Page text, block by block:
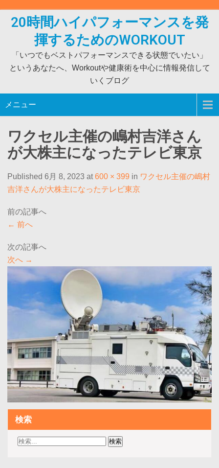
20時間ハイパフォーマンスを発
揮するためのWORKOUT
「いつでもベストパフォーマンスできる状態でいたい」
というあなたへ、Workoutや健康術を中心に情報発信して
いくブログ
メニュー
ワクセル主催の嶋村吉洋さん
が大株主になったテレビ東京
Published 6月 8, 2023 at600 × 399 in ワクセル主催の嶋村
吉洋さんが大株主になったテレビ東京
← 前へ
次へ →
検索